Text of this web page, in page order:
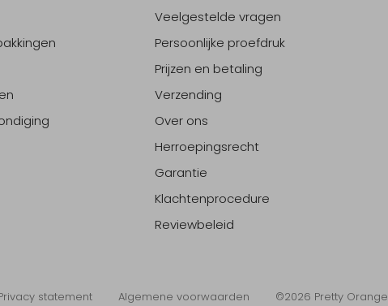
Veelgestelde vragen
Persoonlijke proefdruk
Prijzen en betaling
Verzending
Over ons
Herroepingsrecht
Garantie
Klachtenprocedure
Reviewbeleid
statement Algemene voorwaarden ©2026 Pretty Orange